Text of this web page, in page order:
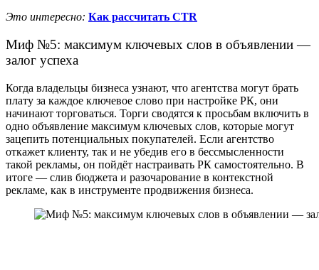
Это интересно: Как рассчитать CTR
Миф №5: максимум ключевых слов в объявлении —
залог успеха
Когда владельцы бизнеса узнают, что агентства могут брать
плату за каждое ключевое слово при настройке РК, они
начинают торговаться. Торги сводятся к просьбам включить в
одно объявление максимум ключевых слов, которые могут
зацепить потенциальных покупателей. Если агентство
откажет клиенту, так и не убедив его в бессмысленности
такой рекламы, он пойдёт настраивать РК самостоятельно. В
итоге — слив бюджета и разочарование в контекстной
рекламе, как в инструменте продвижения бизнеса.